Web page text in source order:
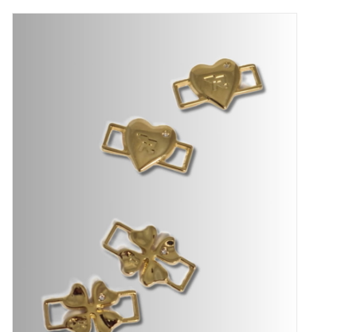
Gift Card